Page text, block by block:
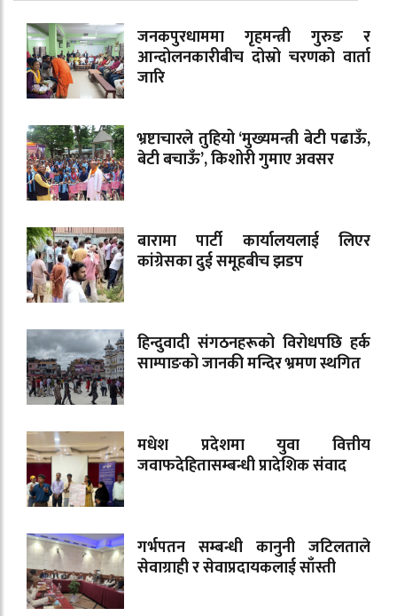
जनकपुरधाममा गृहमन्त्री गुरुङ र
आन्दोलनकारीबीच दोस्रो चरणको वार्ता
जारि
भ्रष्टाचारले तुहियो ‘मुख्यमन्त्री बेटी पढाऊँ,
बेटी बचाऊँ’, किशोरी गुमाए अवसर
बारामा पार्टी कार्यालयलाई लिएर
कांग्रेसका दुई समूहबीच झडप
हिन्दुवादी संगठनहरूको विरोधपछि हर्क
साम्पाङको जानकी मन्दिर भ्रमण स्थगित
मधेश प्रदेशमा युवा वित्तीय
जवाफदेहितासम्बन्धी प्रादेशिक संवाद
गर्भपतन सम्बन्धी कानुनी जटिलताले
सेवाग्राही र सेवाप्रदायकलाई साँस्ती